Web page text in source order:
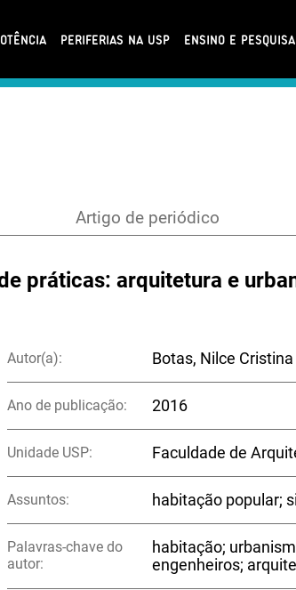
PERIFERIAS NA USP ENSINO E PESQUISA
Artigo de periódico
práticas: arquitetura e
Autor(a): Botas, Nilce
Ano de publicação: 2016
Unidade USP: Faculdade de
Assuntos: habitação popular;
Palavras-chave do
autor:
habitação;
engenheiros;